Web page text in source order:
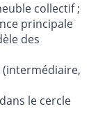
collectif ;
principale
des
(intermédiaire,
le cercle